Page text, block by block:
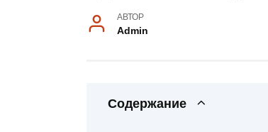
АВТОР
Admin
Содержание